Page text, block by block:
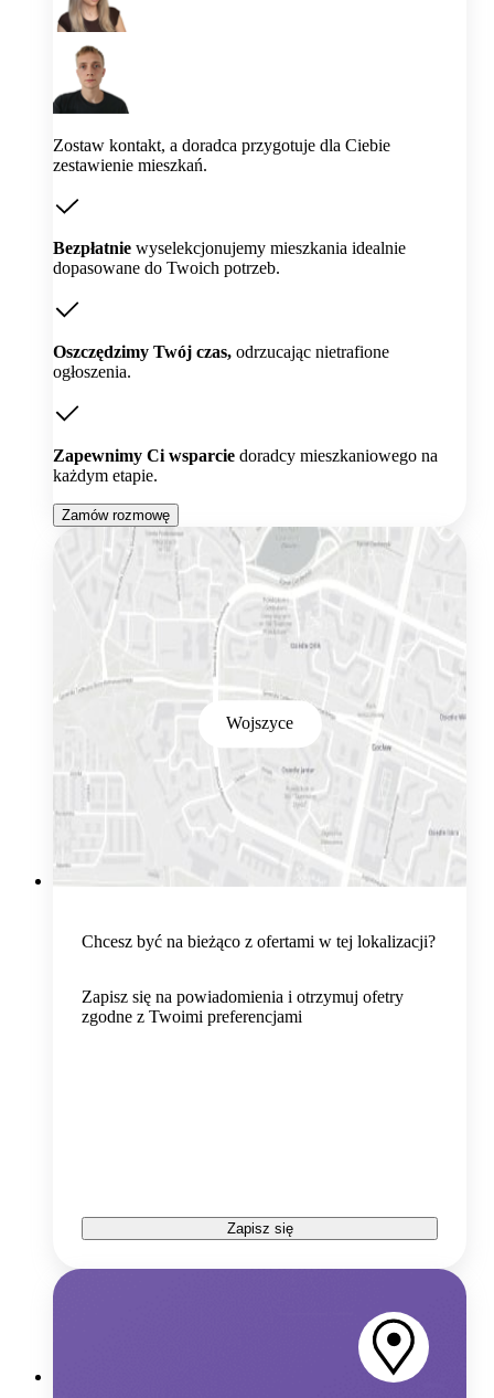
Zostaw kontakt, a doradca przygotuje dla Ciebie
zestawienie mieszkań.
Bezpłatnie wyselekcjonujemy mieszkania idealnie
dopasowane do Twoich potrzeb.
Oszczędzimy Twój czas, odrzucając nietrafione
ogłoszenia.
Zapewnimy Ci wsparcie doradcy mieszkaniowego na
każdym etapie.
Zamów rozmowę
Wojszyce
Chcesz być na bieżąco z ofertami w tej lokalizacji?
Zapisz się na powiadomienia i otrzymuj ofetry
zgodne z Twoimi preferencjami
Zapisz się